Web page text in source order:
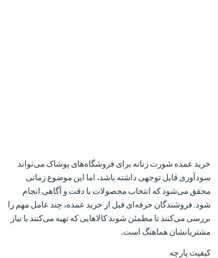
خرید عمده شورت زنانه برای فروشگاه‌های پوشاک می‌تواند
سودآوری قابل توجهی داشته باشد، اما این موضوع زمانی
محقق می‌شود که انتخاب محصولات با دقت و آگاهی انجام
شود. فروشندگان حرفه‌ای قبل از خرید عمده، چند عامل مهم را
بررسی می‌کنند تا مطمئن شوند کالاهایی که تهیه می‌کنند با نیاز
مشتریانشان هماهنگ است.
کیفیت پارچه